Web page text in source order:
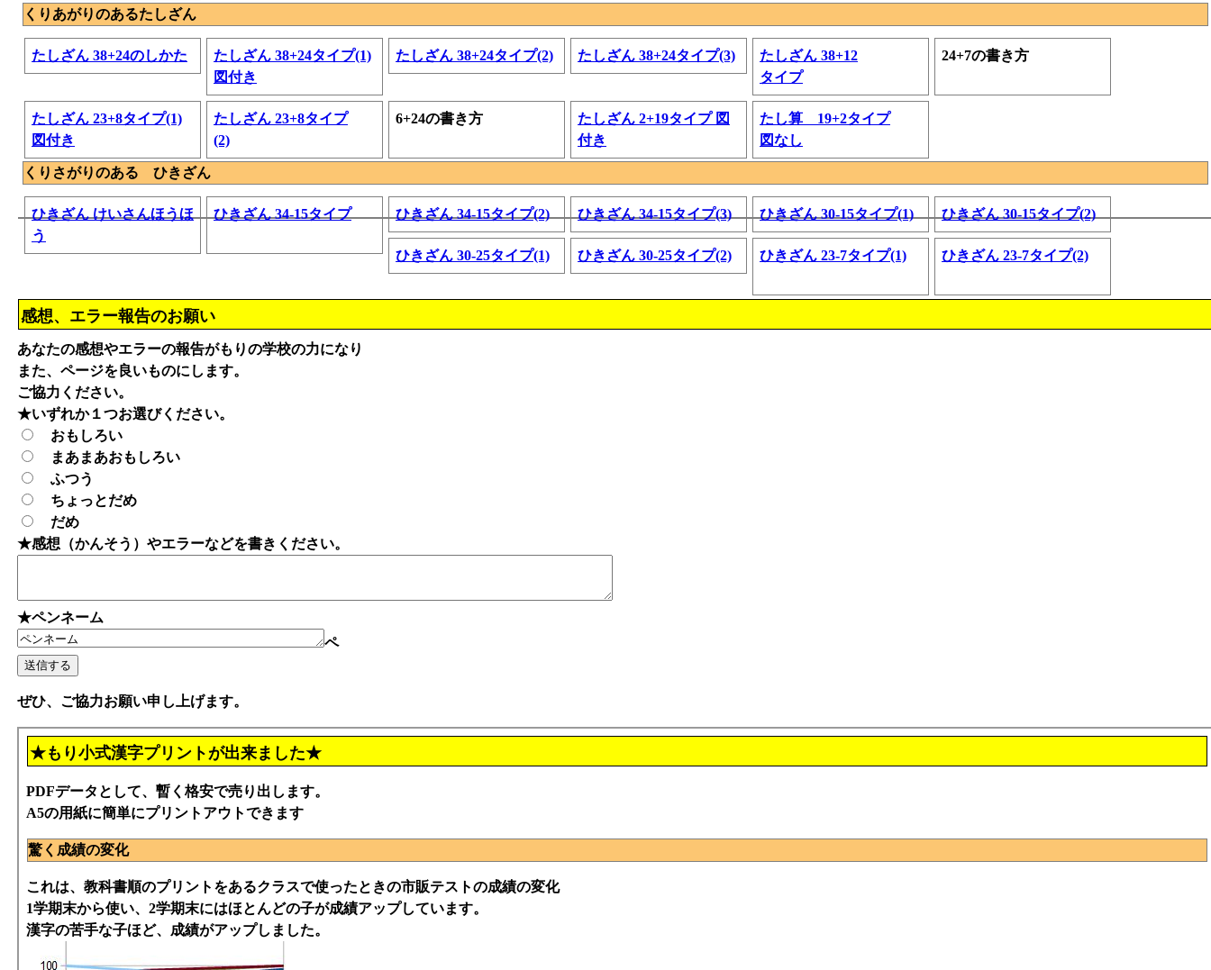
くりあがりのあるたしざん
たしざん 38+24のしかた
たしざん 38+24タイプ(1)
図付き
たしざん 38+24タイプ(2) たしざん 38+24タイプ(3)
たしざん 38+12
タイプ
24+7の書き方
たしざん 23+8タイプ(1)
図付き
たしざん 23+8タイプ
(2)
6+24の書き方
たしざん 2+19タイプ 図
付き
たし算 19+2タイプ
図なし
くりさがりのある ひきざん
ひきざん けいさんほうほ
う
ひきざん 34-15タイプ ひきざん 34-15タイプ(2) ひきざん 34-15タイプ(3) ひきざん 30-15タイプ(1) ひきざん 30-15タイプ(2)
ひきざん 30-25タイプ(1) ひきざん 30-25タイプ(2) ひきざん 23-7タイプ(1) ひきざん 23-7タイプ(2)
感想、エラー報告のお願い
あなたの感想やエラーの報告がもりの学校の力になり
また、ページを良いものにします。
ご協力ください。
★いずれか１つお選びください。
おもしろい
まあまあおもしろい
ふつう
ちょっとだめ
だめ
★感想（かんそう）やエラーなどを書きください。
★ペンネーム
ペ
ぜひ、ご協力お願い申し上げます。